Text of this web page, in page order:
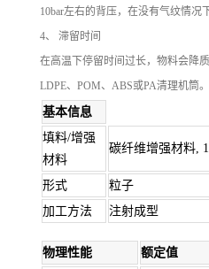
10bar左右的背压，在没有气纹情况
4、 滞留时间
在高温下停留时间过长，物料会降
LDPE、POM、ABS或PA清理机筒。
基本信息
填料/增强
材料
碳纤维增强材料,
形式
粒子
加工方法
注射成型
物理性能 额定值